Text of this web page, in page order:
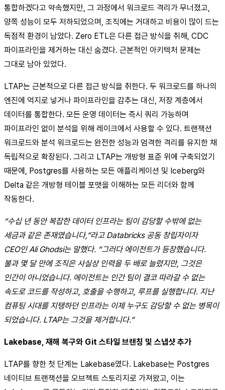
통합하겠다고 약속했지만, 그 과정에서 워크로드 격리가 무너졌고,
양쪽 성능이 모두 저하되었으며, 조직에는 거대하고 비용이 많이 드는
독점적 환경이 남았다. Zero ETL은 다른 접근 방식을 취해, CDC
파이프라인을 제거하는 대신 숨겼다. 근본적인 아키텍처 문제는
그대로 남아 있었다.
LTAP는 근본적으로 다른 접근 방식을 취한다. 두 워크로드를 하나의
엔진에 억지로 넣거나 파이프라인을 감추는 대신, 저장 계층에서
데이터를 통합한다. 모든 운영 데이터는 즉시 쿼리 가능하며
파이프라인 없이 분석을 위해 레이크에서 사용할 수 있다. 트랜잭션
워크로드와 분석 워크로드는 완전한 성능과 엄격한 격리를 유지한 채
독립적으로 확장된다. 그리고 LTAP는 개방형 표준 위에 구축되었기
때문에, Postgres를 사용하는 모든 애플리케이션 및 Iceberg와
Delta 같은 개방형 테이블 포맷을 이해하는 모든 리더와 함께
작동한다.
“수십 년 동안 복잡한 데이터 인프라는 팀이 감당할 수밖에 없는
세금과 같은 존재였습니다,”라고 Databricks 공동 창립자이자
CEO인 Ali Ghodsi는 말했다. “그러다 에이전트가 등장했습니다.
불과 몇 달 만에 조직은 사실상 인력을 두 배로 늘렸지만, 그것은
인간이 아니었습니다. 에이전트는 인간 팀이 결코 따라갈 수 없는
속도로 코드를 작성하고, 호출을 수행하고, 루프를 실행합니다. 지난
컴퓨팅 시대를 지탱하던 인프라는 이제 누구도 감당할 수 없는 병목이
되었습니다. LTAP는 그것을 제거합니다.”
Lakebase, 재해 복구와 Git 스타일 브랜칭 및 스냅샷 추가
LTAP를 향한 첫 단계는 Lakebase였다. Lakebase는 Postgres
네이티브 트랜잭션을 오브젝트 스토리지로 가져왔고, 이는